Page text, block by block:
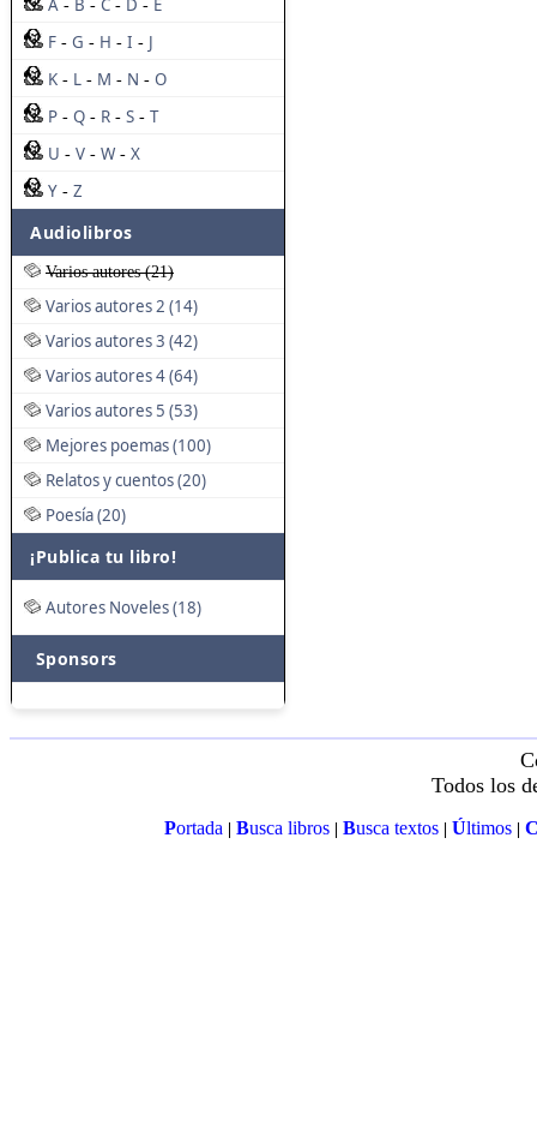
A - B - C - D - E
F - G - H - I - J
K - L - M - N - O
P - Q - R - S - T
U - V - W - X
Y - Z
Audiolibros
Varios autores (21)
Varios autores 2 (14)
Varios autores 3 (42)
Varios autores 4 (64)
Varios autores 5 (53)
Mejores poemas (100)
Relatos y cuentos (20)
Poesía (20)
¡Publica tu libro!
Autores Noveles (18)
Sponsors
Todos los
Portada| Busca libros| Busca textos| Últimos|